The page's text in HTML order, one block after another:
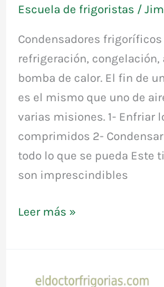
Escuela de frigoristas /
Condensadores
refrigeración, congelación,
bomba de calor. El fin de
es el mismo que uno de
varias misiones. 1- Enfriar
comprimidos 2-
todo lo que se pueda Este
son imprescindibles
Condensadores
Leer más »